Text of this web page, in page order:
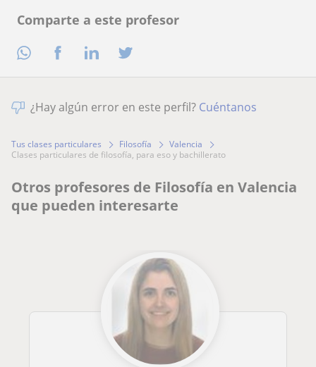
Comparte a este profesor
¿Hay algún error en este perfil? Cuéntanos
Tus clases particulares Filosofía
Valencia
clases particulares de filosofía, para eso y bachillerato
Otros profesores de Filosofía en Valencia
que pueden interesarte